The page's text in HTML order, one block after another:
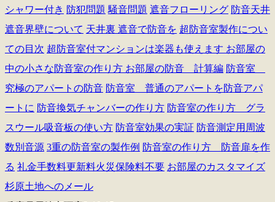
シャワー付き 防犯問題 騒音問題 遮音フローリング 防音天井
遮音界壁について 天井裏 遮音で防音を 超防音室製作につい
ての目次 超防音室付マンションは楽器も使えます お部屋の
中の小さな防音室の作り方 お部屋の防音 計算編 防音室
究極のアパートの防音 防音室 普通のアパートを防音アパ
ートに 防音換気チャンバーの作り方 防音室の作り方 グラ
スウール吸音板の使い方 防音室効果の実証 防音測定用周波
数別音源 3重の防音室の製作例 防音室の作り方 防音扉を作
る 礼金手数料更新料火災保険料不要 お部屋のカスタマイズ
杉原土地へのメール